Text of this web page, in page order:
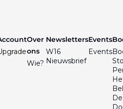
Over
ons
Wie?
Newsletters
W16
Nieuwsbrief
Events
Events
De